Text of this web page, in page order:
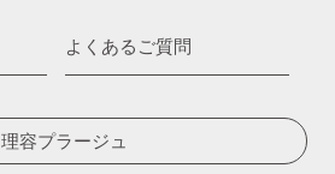
よくあるご質問
理容プラージュ